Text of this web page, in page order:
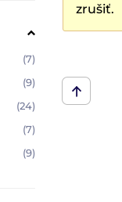
(7)
(9)
(24)
(7)
(9)
zrušiť.